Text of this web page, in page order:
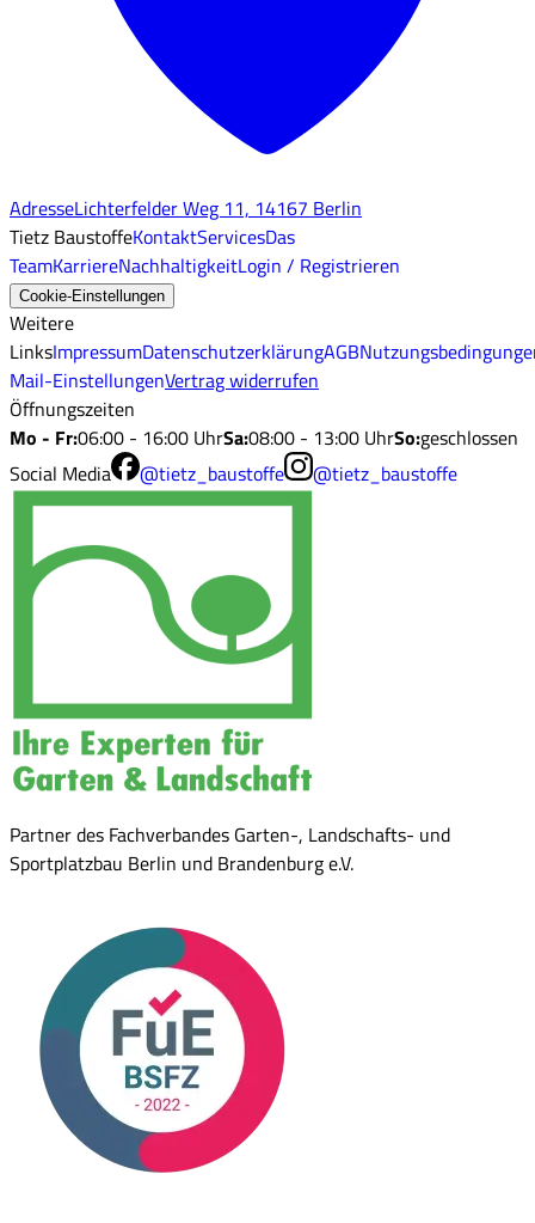
AdresseLichterfelder Weg 11, 14167 Berlin
Tietz BaustoffeKontaktServicesDas
TeamKarriereNachhaltigkeitLogin / Registrieren
Cookie-Einstellungen
Weitere
LinksImpressumDatenschutzerklärungAGB
Mail-EinstellungenVertrag widerrufen
Öffnungszeiten
Mo - Fr:06:00 - 16:00 UhrSa:08:00 - 13:00 UhrSo:geschlossen
Social Media
@tietz_baustoffe @tietz_baustoffe
Partner des Fachverbandes Garten-, Landschafts- und
Sportplatzbau Berlin und Brandenburg e.V.